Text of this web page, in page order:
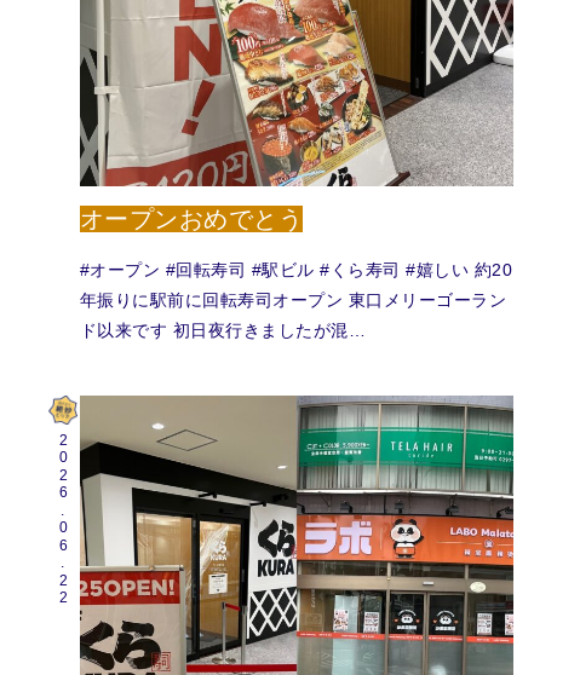
オープンおめでとう
#オープン #回転寿司 #駅ビル #くら寿司 #嬉しい 約20
年振りに駅前に回転寿司オープン 東口メリーゴーラン
ド以来です 初日夜行きましたが混…
2026.06.22